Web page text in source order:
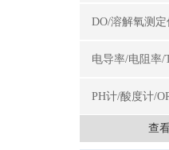
DO/溶解氧测
电导率/电阻率/
PH计/酸度计/
查